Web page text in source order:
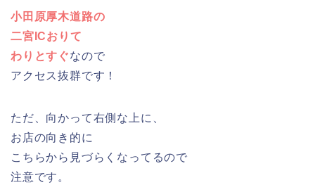
小田原厚木道路の
二宮ICおりて
わりとすぐなので
アクセス抜群です！
ただ、向かって右側な上に、
お店の向き的に
こちらから見づらくなってるので
注意です。